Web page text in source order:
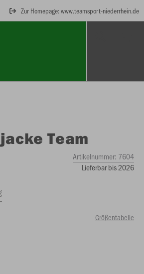
Zur Homepage: www.teamsport-niederrhein.de
Team
Artikelnummer: 7604
Lieferbar bis 2026
Größentabelle